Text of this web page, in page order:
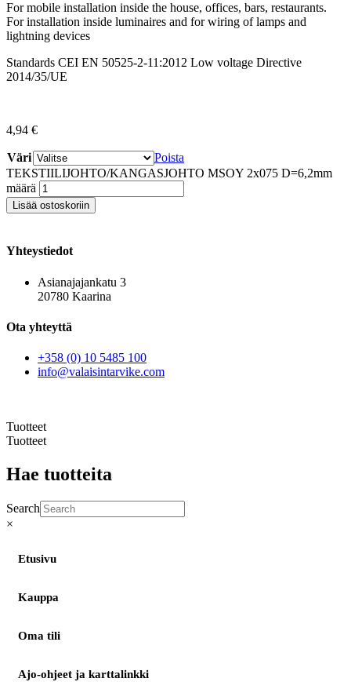
For mobile installation inside the house, offices, bars, restaurants.
For installation inside luminaires and for wiring of lamps and
lightning devices
Standards CEI EN 50525-2-11:2012 Low voltage Directive
2014/35/UE
4,94 €
Väri
Poista
TEKSTIILIJOHTO/KANGASJOHTO MSOY 2x075 D=6,2mm
määrä
Lisää ostoskoriin
Yhteystiedot
Asianajajankatu 3
20780 Kaarina
Ota yhteyttä
+358 (0) 10 5485 100
info@valaisintarvike.com
Tuotteet
Tuotteet
Hae tuotteita
Search
×
Etusivu
Kauppa
Oma tili
Ajo-ohjeet ja karttalinkki